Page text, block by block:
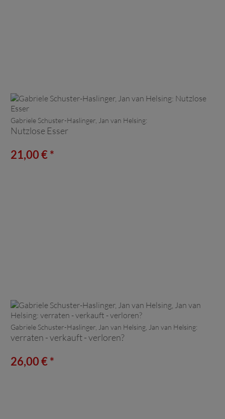
Gabriele Schuster-Haslinger, Jan van Helsing:
Nutzlose Esser
21,00 € *
Gabriele Schuster-Haslinger, Jan van Helsing, Jan van Helsing:
verraten - verkauft - verloren?
26,00 € *